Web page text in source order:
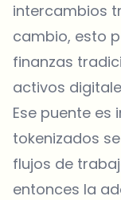
intercambios
cambio, esto
finanzas
activos
Ese puente es
tokenizados
flujos de
entonces la